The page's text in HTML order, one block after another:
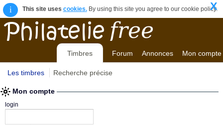
i This site uses cookies.By using this site you agree to our cookie policy.
X
Timbres Forum Annonces Mon compte
Les timbres Recherche précise
Mon compte
login